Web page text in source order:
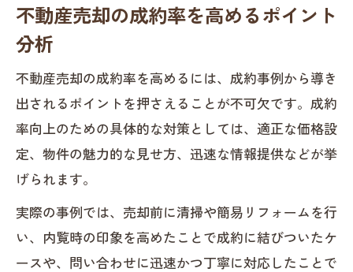
不動産売却の成約率を高めるポイント
分析
不動産売却の成約率を高めるには、成約事例から導き
出されるポイントを押さえることが不可欠です。成約
率向上のための具体的な対策としては、適正な価格設
定、物件の魅力的な見せ方、迅速な情報提供などが挙
げられます。
実際の事例では、売却前に清掃や簡易リフォームを行
い、内覧時の印象を高めたことで成約に結びついたケ
ースや、問い合わせに迅速かつ丁寧に対応したことで